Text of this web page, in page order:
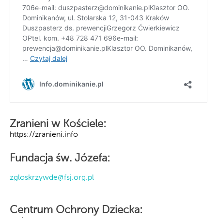
Zranieni w Kościele:
https://zranieni.info
Fundacja św. Józefa:
zgloskrzywde@fsj.org.pl
Centrum Ochrony Dziecka: